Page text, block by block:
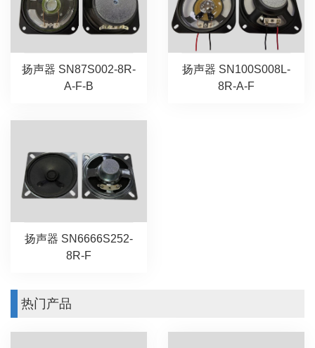
扬声器 SN87S002-8R-
A-F-B
扬声器 SN100S008L-
8R-A-F
扬声器 SN6666S252-
8R-F
热门产品